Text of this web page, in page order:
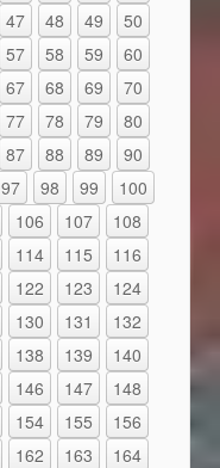
47 48 49
50
57 58 59
60
67 68 69
70
77 78 79
80
87 88 89
90
97 98 99
100
106 107
108
114 115
116
122 123
124
130 131
132
138 139
140
146 147
148
154 155
156
162 163
164